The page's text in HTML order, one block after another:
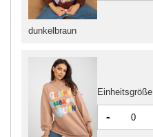
dunkelbraun
Einheitsgröße
-